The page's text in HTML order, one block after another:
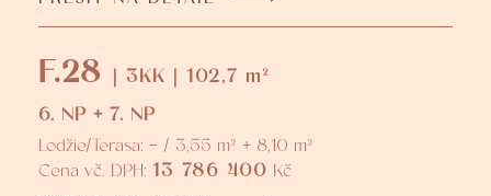
F.28 | 3KK | 102,7 m²
6. NP + 7. NP
Lodžie/Terasa: - / 3,55 m² + 8,10 m²
Cena vč. DPH: 13 786 400 Kč